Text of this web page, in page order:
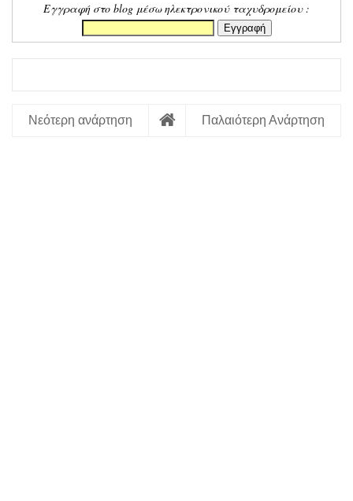
Εγγραφή στο blog μέσω ηλεκτρονικού ταχυδρομείου :
Νεότερη ανάρτηση Παλαιότερη Ανάρτηση